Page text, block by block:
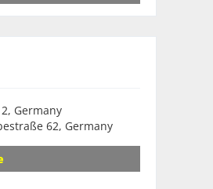
Germany
62, Germany